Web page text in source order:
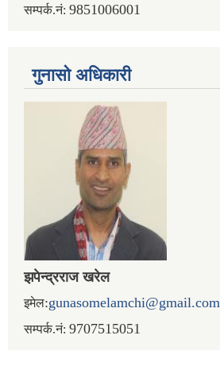
सम्पर्क.नं: 9851006001
गुनासो अधिकारी
झपेन्द्रराज खरेल
इमेल:gunasomelamchi@gmail.com
सम्पर्क.नं: 9707515051